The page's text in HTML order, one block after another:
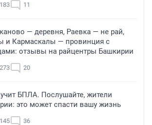
11
— деревня, Раевка — не рай,
и Кармаскалы — провинция с
отзывы на райцентры Башкирии
20
БПЛА. Послушайте, жители
это может спасти вашу жизнь
36